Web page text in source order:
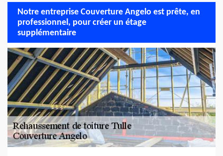
Notre entreprise Couverture Angelo est prête, en
professionnel, pour créer un étage
supplémentaire